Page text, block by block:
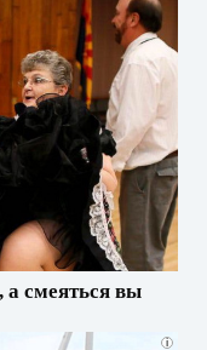
а смеяться вы
i